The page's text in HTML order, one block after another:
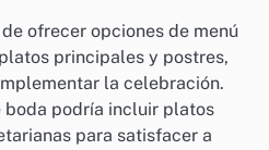
ofrecer opciones de menú
principales y postres,
la celebración.
boda podría incluir platos
para satisfacer a